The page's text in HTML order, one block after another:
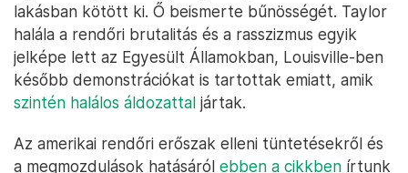
lakásban kötött ki. Ő beismerte bűnösségét. Taylor
halála a rendőri brutalitás és a rasszizmus egyik
jelképe lett az Egyesült Államokban, Louisville-ben
később demonstrációkat is tartottak emiatt, amik
szintén halálos áldozattal jártak.
Az amerikai rendőri erőszak elleni tüntetésekről és
a megmozdulások hatásáról ebben a cikkben írtunk